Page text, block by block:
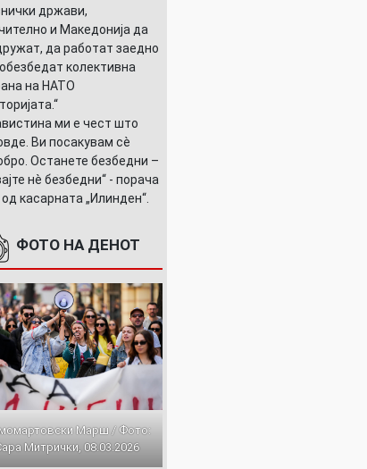
држави,
и Македонија да
да работат заедно
колективна
на НАТО
ми е чест што
Ви посакувам сè
Останете безбедни –
нè безбедни“ - порача
касарната „Илинден“.
ФОТО НА ДЕНОТ
Марш / Фото:
Митрички, 08.03.2026